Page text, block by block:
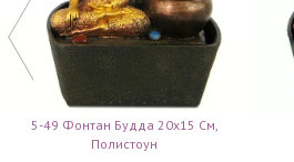
5-49 Фонтан Будда 20х15 См,
Полистоун